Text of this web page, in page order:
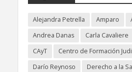
Alejandra Petrella Amparo
Andrea Danas
Carla Cavaliere
CAyT
Centro de Formación
Darío Reynoso
Derecho a la